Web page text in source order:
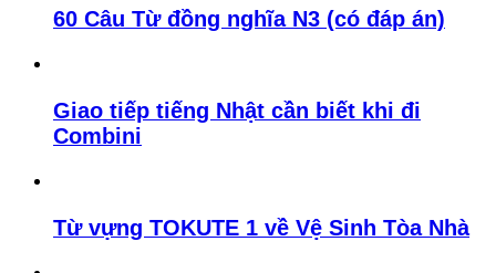
60 Câu Từ đồng nghĩa N3 (có đáp án)
Giao tiếp tiếng Nhật cần biết khi đi
Combini
Từ vựng TOKUTE 1 về Vệ Sinh Tòa Nhà